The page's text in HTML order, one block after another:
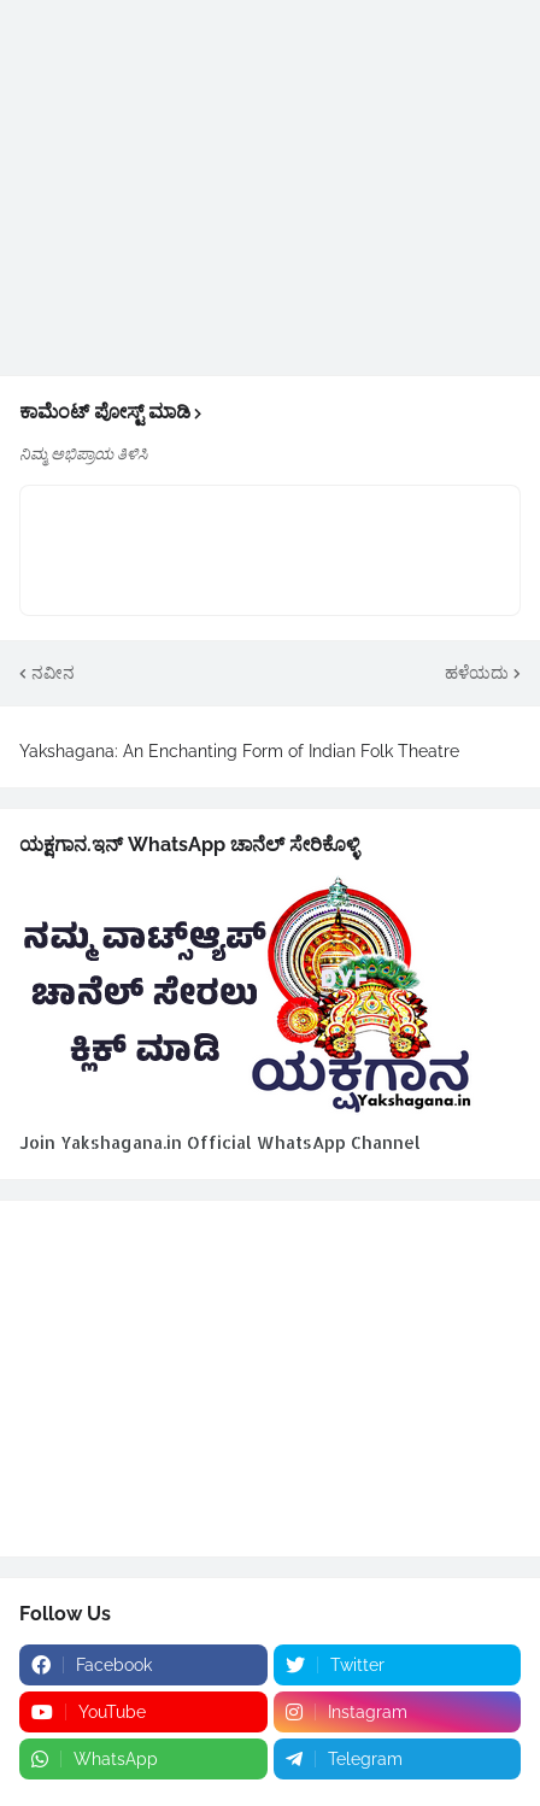
ಕಾಮೆಂಟ್‌‌ ಪೋಸ್ಟ್‌ ಮಾಡಿ
ನಿಮ್ಮ ಅಭಿಪ್ರಾಯ ತಿಳಿಸಿ
ನವೀನ ಹಳೆಯದು
Yakshagana: An Enchanting Form of Indian Folk Theatre
ಯಕ್ಷಗಾನ.ಇನ್ WhatsApp ಚಾನೆಲ್ ಸೇರಿಕೊಳ್ಳಿ
Join Yakshagana.in Official WhatsApp Channel
Follow Us
Facebook Twitter
YouTube Instagram
WhatsApp Telegram